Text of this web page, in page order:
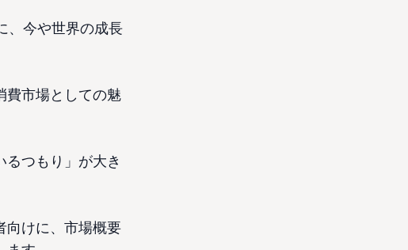
、今や世界の成長
費市場としての魅
つもり」が大き
向けに、市場概要